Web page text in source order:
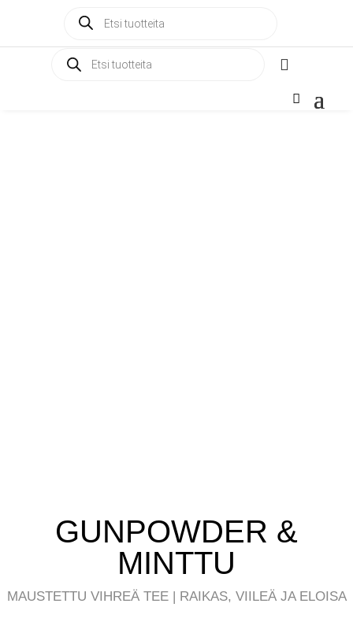
Products
search
Products
search

GUNPOWDER &
MINTTU
MAUSTETTU VIHREÄ TEE | RAIKAS, VIILEÄ JA ELOISA